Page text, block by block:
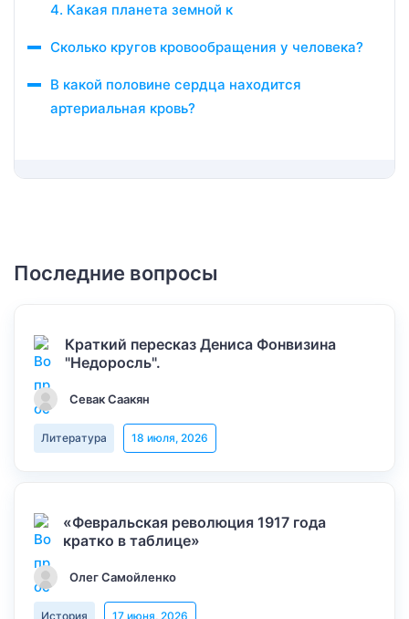
4. Какая планета земной к
Сколько кругов кровообращения у человека?
В какой половине сердца находится
артериальная кровь?
Последние вопросы
Краткий пересказ Дениса Фонвизина
"Недоросль".
Севак Саакян
Литература 18 июля, 2026
«Февральская революция 1917 года
кратко в таблице»
Олег Самойленко
История 17 июня, 2026